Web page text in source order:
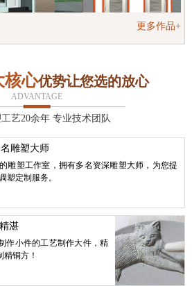
更多作品+
核心优势让您选的放心
ADVANTAGE
艺20余年 专业技术团队
雕塑大师
雕塑工作室，拥有多名资深雕塑大师，为您提
塑定制服务。
湛
作小件的工艺制作大件，精
铜方！